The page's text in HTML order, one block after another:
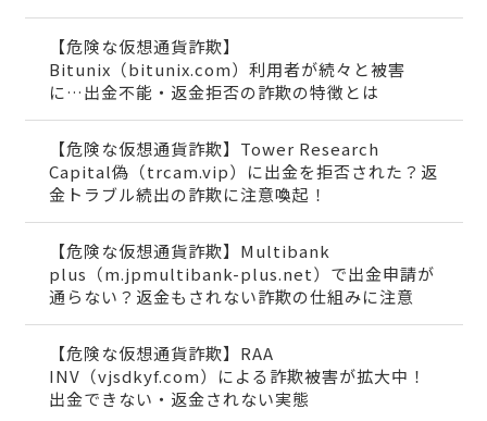
【危険な仮想通貨詐欺】
Bitunix（bitunix.com）利用者が続々と被害
に…出金不能・返金拒否の詐欺の特徴とは
【危険な仮想通貨詐欺】Tower Research
Capital偽（trcam.vip）に出金を拒否された？返
金トラブル続出の詐欺に注意喚起！
【危険な仮想通貨詐欺】Multibank
plus（m.jpmultibank-plus.net）で出金申請が
通らない？返金もされない詐欺の仕組みに注意
【危険な仮想通貨詐欺】RAA
INV（vjsdkyf.com）による詐欺被害が拡大中！
出金できない・返金されない実態